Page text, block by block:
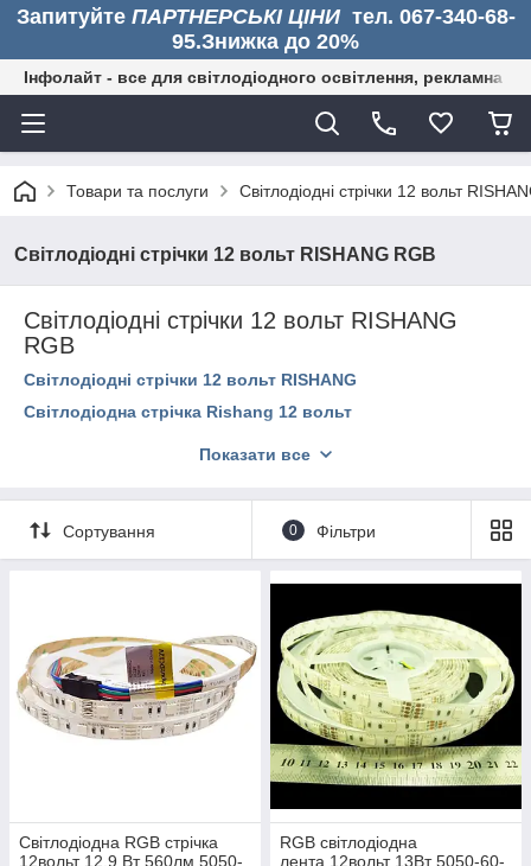
Запитуйте ПАРТНЕРСЬКІ ЦІНИтел. 067-340-68-
95.Знижка до 20%
Інфолайт - все для світлодіодного освітлення, рекламна
Товари та послуги Світлодіодні стрічки 12 вольт
Світлодіодні стрічки 12 вольт RISHANG RGB
Світлодіодні стрічки 12 вольт RISHANG
RGB
Світлодіодні стрічки 12 вольт RISHANG
Світлодіодна стрічка Rishang 12 вольт
Показати все
Сортування 0 Фільтри
Світлодіодна RGB стрічка
12вольт 12.9 Вт 560лм 5050-
RGB світлодіодна
лента 12вольт 13Вт 5050-60-